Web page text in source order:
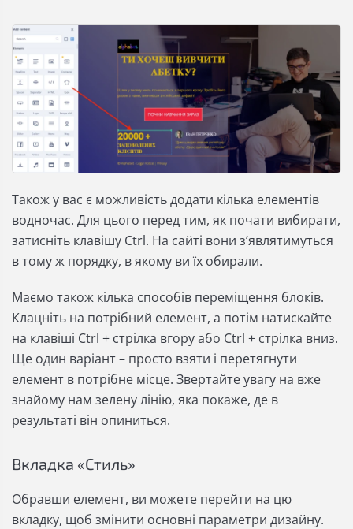
Також у вас є можливість додати кілька елементів
водночас. Для цього перед тим, як почати вибирати,
затисніть клавішу Ctrl. На сайті вони з’являтимуться
в тому ж порядку, в якому ви їх обирали.
Маємо також кілька способів переміщення блоків.
Клацніть на потрібний елемент, а потім натискайте
на клавіші Ctrl + стрілка вгору або Ctrl + стрілка вниз.
Ще один варіант – просто взяти і перетягнути
елемент в потрібне місце. Звертайте увагу на вже
знайому нам зелену лінію, яка покаже, де в
результаті він опиниться.
Вкладка «Стиль»
Обравши елемент, ви можете перейти на цю
вкладку, щоб змінити основні параметри дизайну.